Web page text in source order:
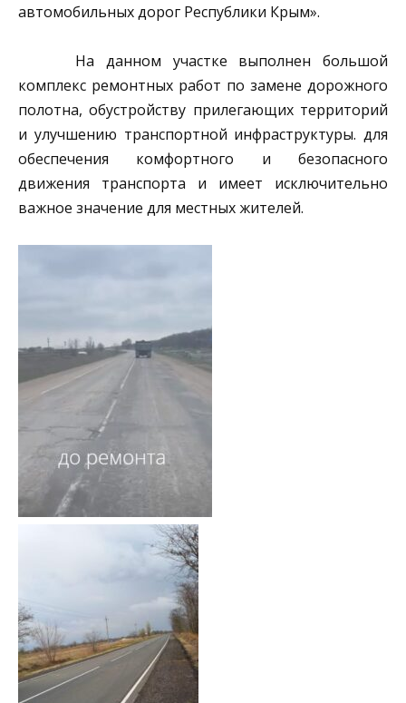
автомобильных дорог Республики Крым».
На данном участке выполнен большой
комплекс ремонтных работ по замене дорожного
полотна, обустройству прилегающих территорий
и улучшению транспортной инфраструктуры. для
обеспечения комфортного и безопасного
движения транспорта и имеет исключительно
важное значение для местных жителей.